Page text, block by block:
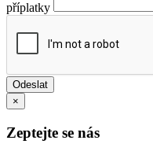
příplatky
×
Zeptejte se nás